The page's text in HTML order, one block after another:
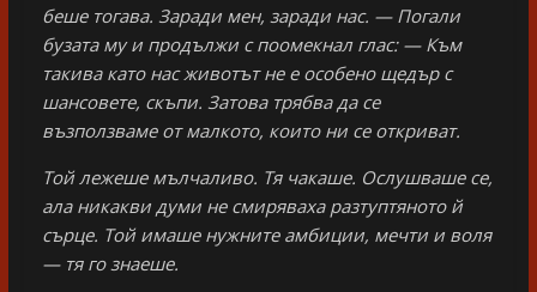
беше тогава. Заради мен, заради нас. — Погали
бузата му и продължи с поомекнал глас: — Към
такива като нас животът не е особено щедър с
шансовете, скъпи. Затова трябва да се
възползваме от малкото, които ни се откриват.
Той лежеше мълчаливо. Тя чакаше. Ослушваше се,
ала никакви думи не смиряваха разтуптяното й
сърце. Той имаше нужните амбиции, мечти и воля
— тя го знаеше.